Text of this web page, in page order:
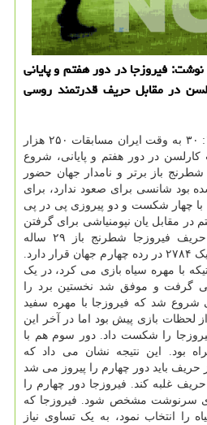
فیروزجا در دور هفتم و پایانی
در مقابل حریف قدرتمند روسی
روز پنج شنبه و از ساعت ۱۸: ۳۰ به وقت ایران مسابقات ۲۵۰ هزار
در دور هفتم و پایانی، شروع
باز برتر و نامدار جهان حضور
بود شانسی برای صعود ندارد، برای
با چهار شکست و دو پیروزی پی در پی
در مقابل یان نپومنیاشی برای گرفتن
سه امتیاز تلاش می کرد. حریف فیروزجا شطرنج باز ۲۹ ساله
روسی بود که با ریتینگ کلاسیک ۲۷۸۴ در رده چهارم جهان قرار دارد.
با مهره سیاه بازی می کرد، در یک
گرفت و موفق شد نخستین برد را
شد که فیروزجا با مهره سفید
لحظات بازی پیش بود اما در آخر این
را شکست داد. دور سوم هم با
بود. این نتیجه نشان می داد که
حریف باید دور چهارم را پیروز می شد
غلبه کند. فیروزجا دور چهارم را
سرنوشت مشخص شود. فیروزجا که
انتخاب نمود، به یک تساوی نیاز